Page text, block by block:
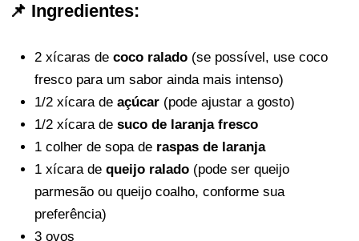
📌 Ingredientes:
2 xícaras decoco ralado (se possível, use coco
fresco para um sabor ainda mais intenso)
1/2 xícara deaçúcar (pode ajustar a gosto)
1/2 xícara desuco de laranja fresco
1 colher de sopa de raspas de laranja
1 xícara dequeijo ralado (pode ser queijo
parmesão ou queijo coalho, conforme sua
preferência)
3 ovos